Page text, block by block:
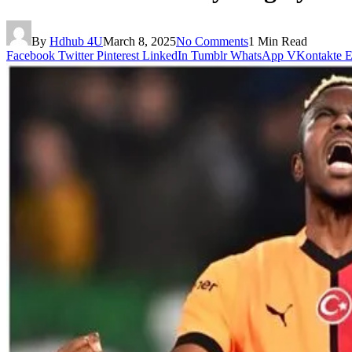
By Hdhub 4UMarch 8, 2025No Comments1 Min Read
Facebook Twitter Pinterest LinkedIn Tumblr WhatsApp VKontakte